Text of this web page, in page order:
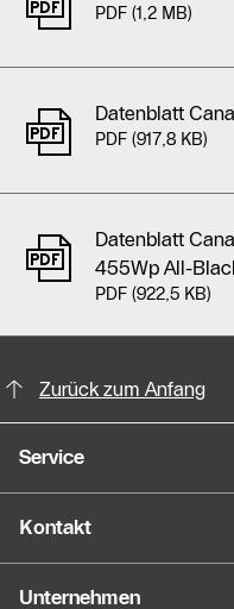
PDF (1,2 MB)
Datenblatt
PDF (917,8 KB)
Datenblatt
455Wp All-
PDF (922,5 KB)
Slider Bildergalerie
Zurück zum Anfang
Service
Kontakt
Unternehmen